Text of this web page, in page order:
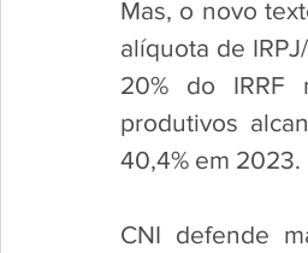
Mas, o novo
alíquota de
20% do IRRF
produtivos
40,4% em 2023.
CNI defende